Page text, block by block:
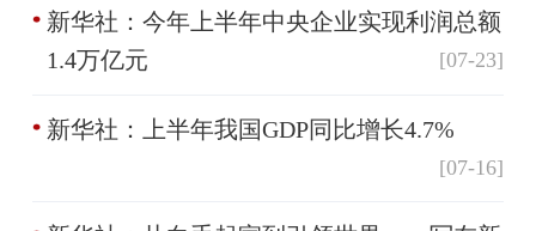
新华社：今年上半年中央企业实现利润总额
1.4万亿元
[07-23]
新华社：上半年我国GDP同比增长4.7%
[07-16]